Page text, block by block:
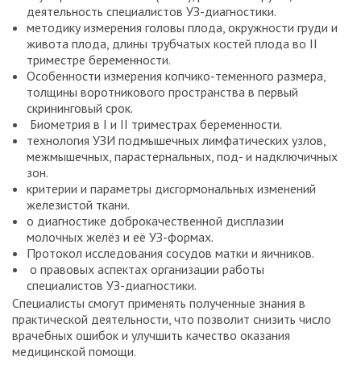
деятельность специалистов УЗ-диагностики.
методику измерения головы плода, окружности груди и
живота плода, длины трубчатых костей плода во II
триместре беременности.
Особенности измерения копчико-теменного размера,
толщины воротникового пространства в первый
скрининговый срок.
Биометрия в I и II триместрах беременности.
технология УЗИ подмышечных лимфатических узлов,
межмышечных, парастернальных, под- и надключичных
зон.
критерии и параметры дисгормональных изменений
железистой ткани.
о диагностике доброкачественной дисплазии
молочных желёз и её УЗ-формах.
Протокол исследования сосудов матки и яичников.
о правовых аспектах организации работы
специалистов УЗ-диагностики.
Специалисты смогут применять полученные знания в
практической деятельности, что позволит снизить число
врачебных ошибок и улучшить качество оказания
медицинской помощи.